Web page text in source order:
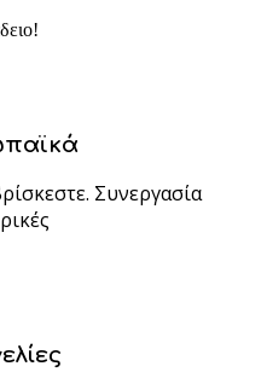
Συνεργασία